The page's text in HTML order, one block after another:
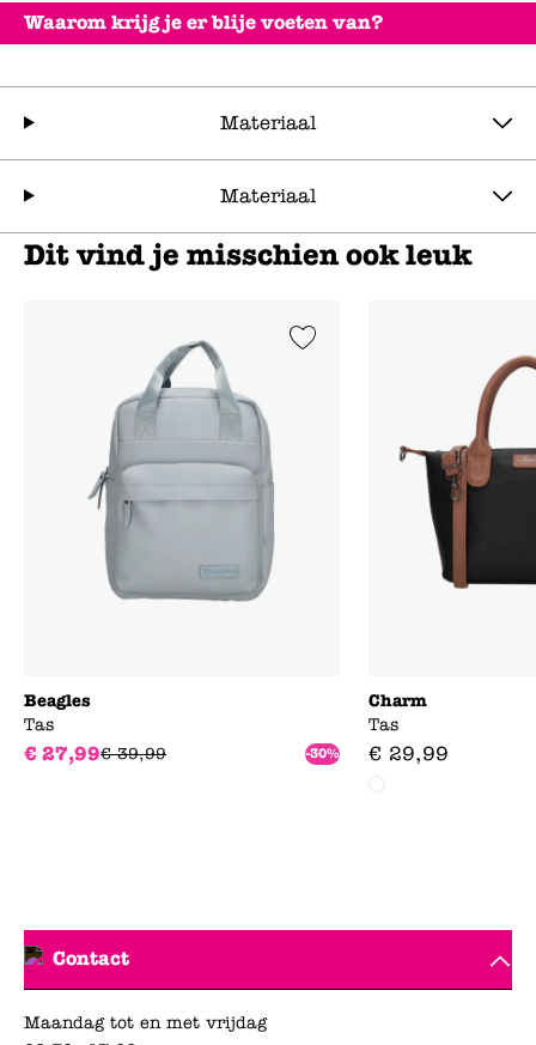
Waarom krijg je er blije voeten van?
Materiaal
Materiaal
Dit vind je misschien ook leuk
Add to Wishlist
Beagles
Tas
€ 27,99€ 39,99 -30%
Charm
Tas
€ 29,99
Contact
Maandag tot en met vrijdag